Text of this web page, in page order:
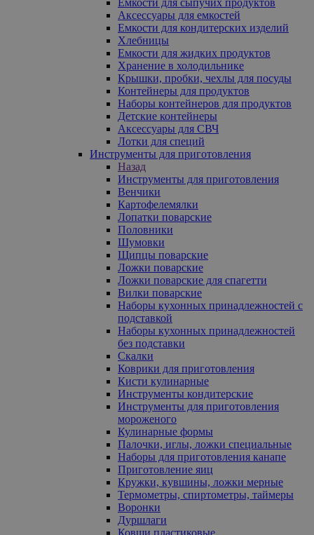
Аксессуары для емкостей
Емкости для кондитерских изделий
Хлебницы
Емкости для жидких продуктов
Хранение в холодильнике
Крышки, пробки, чехлы для посуды
Контейнеры для продуктов
Наборы контейнеров для продуктов
Детские контейнеры
Аксессуары для СВЧ
Лотки для специй
Инструменты для приготовления
Назад
Инструменты для приготовления
Венчики
Картофелемялки
Лопатки поварские
Половники
Шумовки
Щипцы поварские
Ложки поварские
Ложки поварские для спагетти
Вилки поварские
Наборы кухонных принадлежностей с
подставкой
Наборы кухонных принадлежностей
без подставки
Скалки
Коврики для приготовления
Кисти кулинарные
Инструменты кондитерские
Инструменты для приготовления
мороженого
Кулинарные формы
Палочки, иглы, ложки специальные
Наборы для приготовления канапе
Приготовление яиц
Кружки, кувшины, ложки мерные
Термометры, спиртометры, таймеры
Воронки
Дуршлаги
Ковши пластиковые